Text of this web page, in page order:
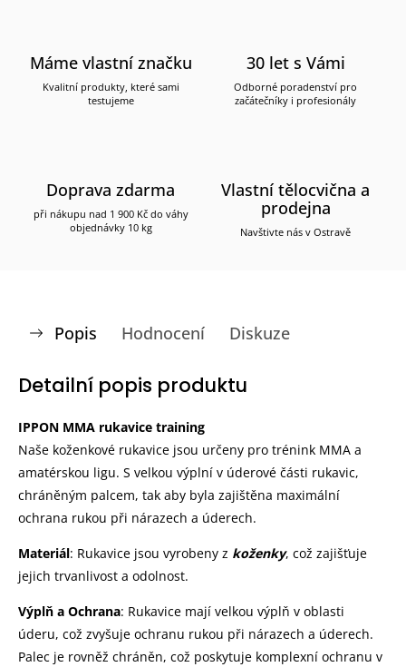
Máme vlastní značku
Kvalitní produkty, které sami
testujeme
30 let s Vámi
Odborné poradenství pro
začátečníky i profesionály
Doprava zdarma
při nákupu nad 1 900 Kč do váhy
objednávky 10 kg
Vlastní tělocvična a
prodejna
Navštivte nás v Ostravě
Popis Hodnocení Diskuze
Detailní popis produktu
IPPON MMA rukavice training
Naše koženkové rukavice jsou určeny pro trénink MMA a
amatérskou ligu. S velkou výplní v úderové části rukavic,
chráněným palcem, tak aby byla zajištěna maximální
ochrana rukou při nárazech a úderech.
Materiál: Rukavice jsou vyrobeny z koženky, což zajišťuje
jejich trvanlivost a odolnost.
Výplň a Ochrana: Rukavice mají velkou výplň v oblasti
úderu, což zvyšuje ochranu rukou při nárazech a úderech.
Palec je rovněž chráněn, což poskytuje komplexní ochranu v